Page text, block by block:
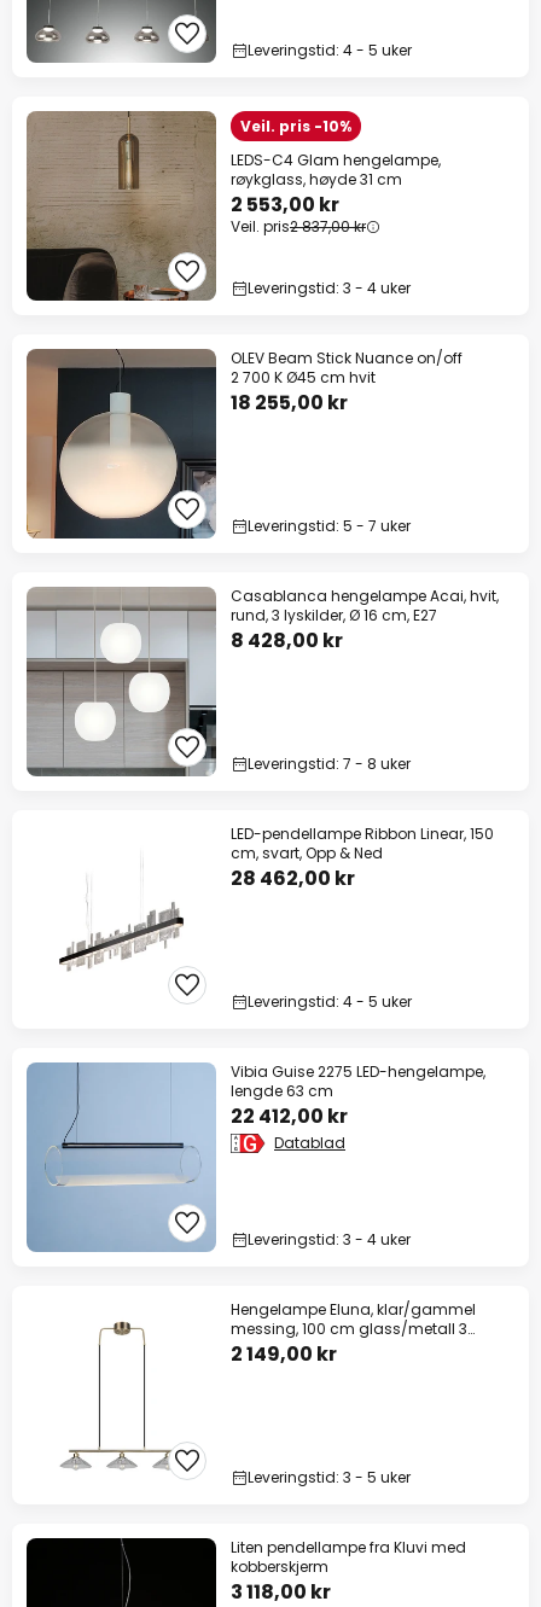
Leveringstid: 4 - 5 uker
Veil. pris -10%
LEDS-C4 Glam hengelampe,
røykglass, høyde 31 cm
2 553,00 kr
Veil. pris2 837,00 kr
Leveringstid: 3 - 4 uker
OLEV Beam Stick Nuance on/off
2 700 K Ø45 cm hvit
18 255,00 kr
Leveringstid: 5 - 7 uker
Casablanca hengelampe Acai, hvit,
rund, 3 lyskilder, Ø 16 cm, E27
8 428,00 kr
Leveringstid: 7 - 8 uker
LED-pendellampe Ribbon Linear, 150
cm, svart, Opp & Ned
28 462,00 kr
Leveringstid: 4 - 5 uker
Vibia Guise 2275 LED-hengelampe,
lengde 63 cm
22 412,00 kr
Datablad
Leveringstid: 3 - 4 uker
Hengelampe Eluna, klar/gammel
messing, 100 cm glass/metall 3
lyskilder.
2 149,00 kr
Leveringstid: 3 - 5 uker
Liten pendellampe fra Kluvi med
kobberskjerm
3 118,00 kr